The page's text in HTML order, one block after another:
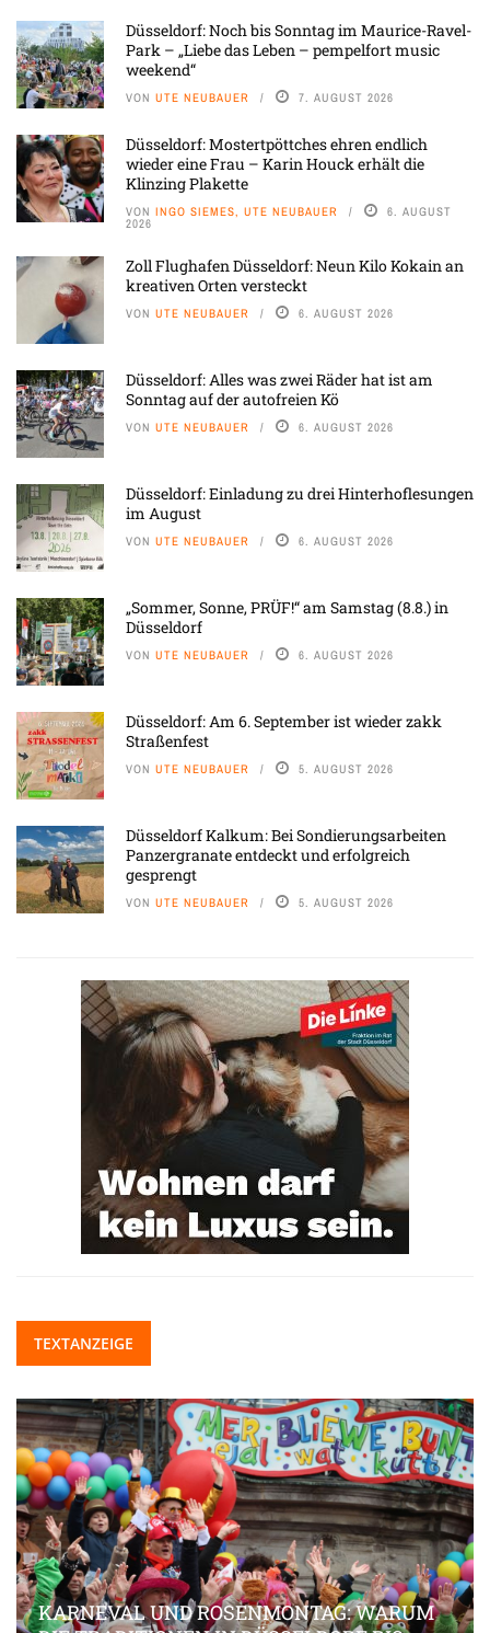
Düsseldorf: Noch bis Sonntag im Maurice-Ravel-
Park – „Liebe das Leben – pempelfort music
weekend“
VON UTE NEUBAUER 7. AUGUST 2026
Düsseldorf: Mostertpöttches ehren endlich
wieder eine Frau – Karin Houck erhält die
Klinzing Plakette
VON INGO SIEMES, UTE NEUBAUER 6. AUGUST
2026
Zoll Flughafen Düsseldorf: Neun Kilo Kokain an
kreativen Orten versteckt
VON UTE NEUBAUER 6. AUGUST 2026
Düsseldorf: Alles was zwei Räder hat ist am
Sonntag auf der autofreien Kö
VON UTE NEUBAUER 6. AUGUST 2026
Düsseldorf: Einladung zu drei Hinterhoflesungen
im August
VON UTE NEUBAUER 6. AUGUST 2026
„Sommer, Sonne, PRÜF!“ am Samstag (8.8.) in
Düsseldorf
VON UTE NEUBAUER 6. AUGUST 2026
Düsseldorf: Am 6. September ist wieder zakk
Straßenfest
VON UTE NEUBAUER 5. AUGUST 2026
Düsseldorf Kalkum: Bei Sondierungsarbeiten
Panzergranate entdeckt und erfolgreich
gesprengt
VON UTE NEUBAUER 5. AUGUST 2026
TEXTANZEIGE
KARNEVAL UND ROSENMONTAG: WARUM